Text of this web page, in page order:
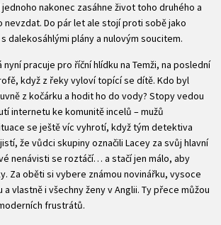
nakonec zasáhne život toho druhého a
nevzdat. Do pár let ale stojí proti sobě jako
dalekosáhlými plány a nulovým soucitem.
pracuje pro říční hlídku na Temži, na poslední
když z řeky vyloví topící se dítě. Kdo byl
z kočárku a hodit ho do vody? Stopy vedou
internetu ke komunitě incelů – mužů
se ještě víc vyhrotí, když tým detektiva
že vůdci skupiny označili Lacey za svůj hlavní
nenávisti se roztáčí… a stačí jen málo, aby
Za oběti si vybere známou novinářku, vysoce
vlastně i všechny ženy v Anglii. Ty přece můžou
frustrátů.